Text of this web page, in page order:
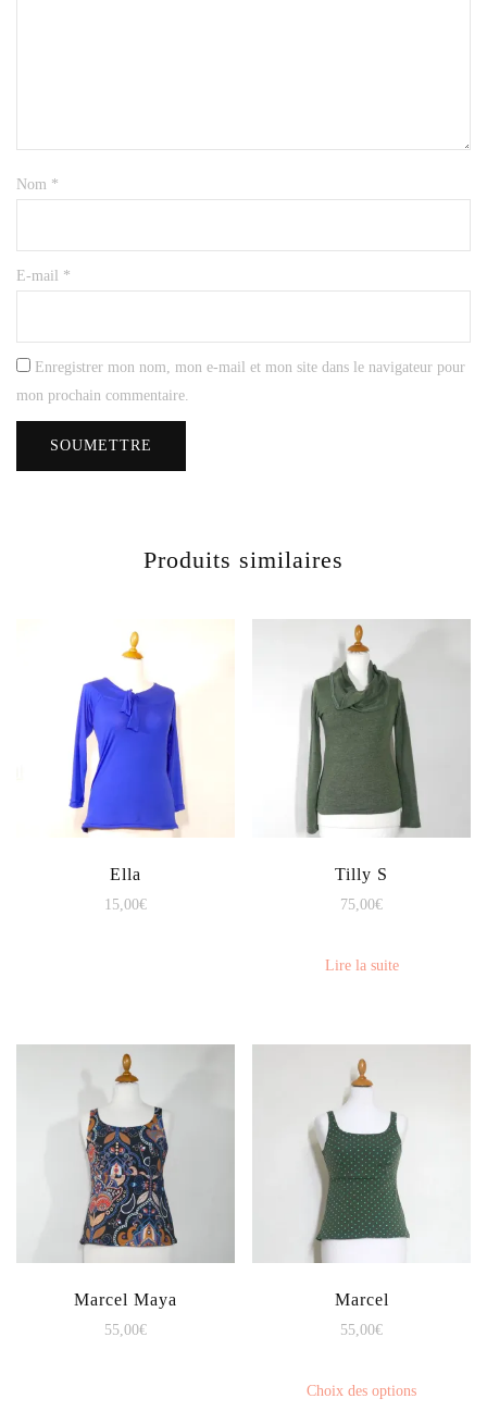
Nom *
E-mail *
Enregistrer mon nom, mon e-mail et mon site dans le navigateur pour
mon prochain commentaire.
Produits similaires
Ella
15,00€
Tilly S
75,00€
Lire la suite
Marcel Maya
55,00€
Marcel
55,00€
Choix des options